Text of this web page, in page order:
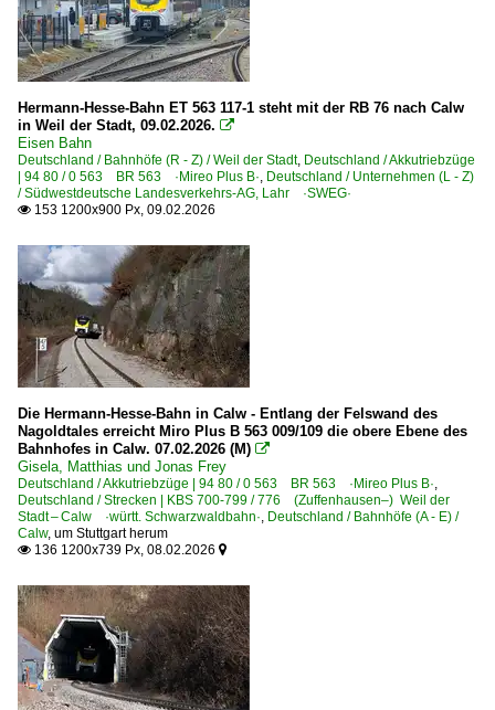
Hermann-Hesse-Bahn ET 563 117-1 steht mit der RB 76 nach Calw
in Weil der Stadt, 09.02.2026. 
Eisen Bahn
Deutschland / Bahnhöfe (R - Z) / Weil der Stadt, Deutschland / Akkutriebzüge
| 94 80 / 0 563 BR 563 ·Mireo Plus B·, Deutschland / Unternehmen (L - Z)
/ Südwestdeutsche Landesverkehrs-AG, Lahr ·SWEG·
 153 1200x900 Px, 09.02.2026
Die Hermann-Hesse-Bahn in Calw - Entlang der Felswand des
Nagoldtales erreicht Miro Plus B 563 009/109 die obere Ebene des
Bahnhofes in Calw. 07.02.2026 (M) 
Gisela, Matthias und Jonas Frey
Deutschland / Akkutriebzüge | 94 80 / 0 563 BR 563 ·Mireo Plus B·,
Deutschland / Strecken | KBS 700-799 / 776 (Zuffenhausen–) Weil der
Stadt – Calw ·württ. Schwarzwaldbahn·, Deutschland / Bahnhöfe (A - E) /
Calw, um Stuttgart herum
 136 1200x739 Px, 08.02.2026 